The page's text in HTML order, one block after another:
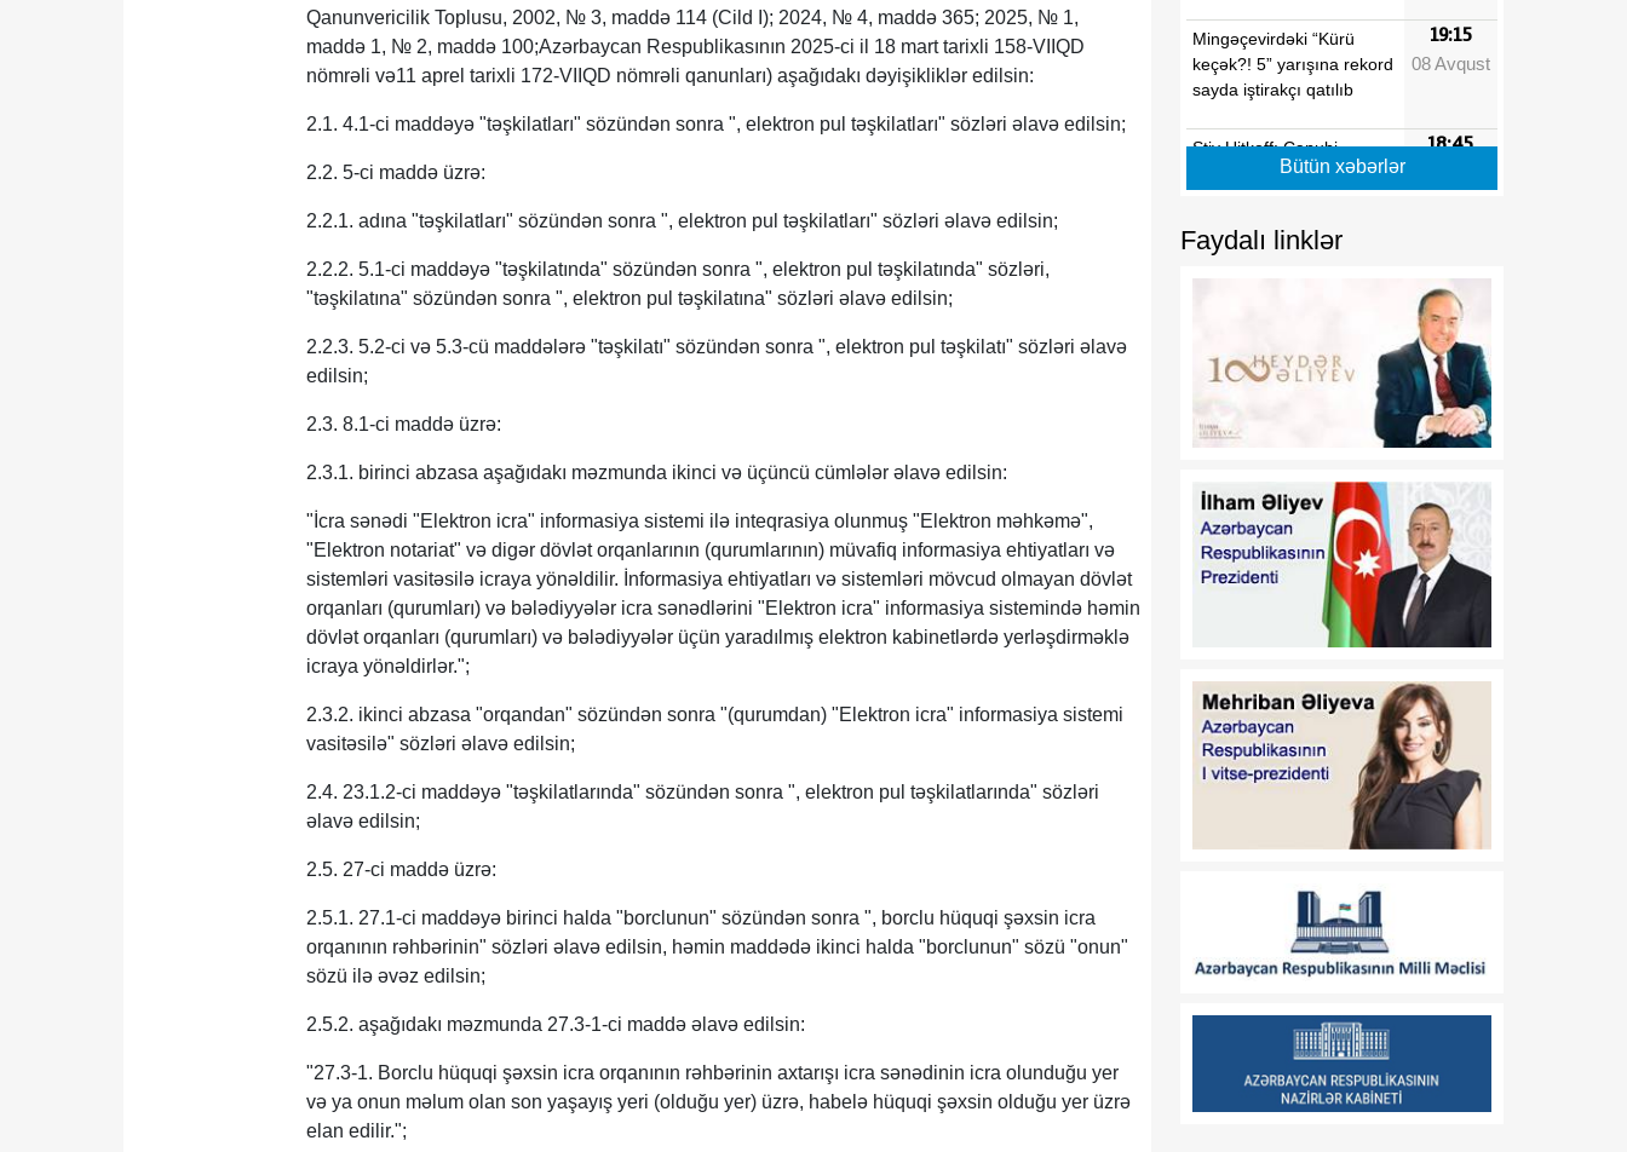
Qanunvericilik Toplusu, 2002, № 3, maddə 114 (Cild I); 2024, № 4, maddə 365; 2025, № 1,
maddə 1, № 2, maddə 100;Azərbaycan Respublikasının 2025-ci il 18 mart tarixli 158-VIIQD
nömrəli və11 aprel tarixli 172-VIIQD nömrəli qanunları) aşağıdakı dəyişikliklər edilsin:
2.1. 4.1-ci maddəyə "təşkilatları" sözündən sonra ", elektron pul təşkilatları" sözləri əlavə edilsin;
2.2. 5-ci maddə üzrə:
2.2.1. adına "təşkilatları" sözündən sonra ", elektron pul təşkilatları" sözləri əlavə edilsin;
2.2.2. 5.1-ci maddəyə "təşkilatında" sözündən sonra ", elektron pul təşkilatında" sözləri,
"təşkilatına" sözündən sonra ", elektron pul təşkilatına" sözləri əlavə edilsin;
2.2.3. 5.2-ci və 5.3-cü maddələrə "təşkilatı" sözündən sonra ", elektron pul təşkilatı" sözləri əlavə
edilsin;
2.3. 8.1-ci maddə üzrə:
2.3.1. birinci abzasa aşağıdakı məzmunda ikinci və üçüncü cümlələr əlavə edilsin:
"İcra sənədi "Elektron icra" informasiya sistemi ilə inteqrasiya olunmuş "Elektron məhkəmə",
"Elektron notariat" və digər dövlət orqanlarının (qurumlarının) müvafiq informasiya ehtiyatları və
sistemləri vasitəsilə icraya yönəldilir. İnformasiya ehtiyatları və sistemləri mövcud olmayan dövlət
orqanları (qurumları) və bələdiyyələr icra sənədlərini "Elektron icra" informasiya sistemində həmin
dövlət orqanları (qurumları) və bələdiyyələr üçün yaradılmış elektron kabinetlərdə yerləşdirməklə
icraya yönəldirlər.";
2.3.2. ikinci abzasa "orqandan" sözündən sonra "(qurumdan) "Elektron icra" informasiya sistemi
vasitəsilə" sözləri əlavə edilsin;
2.4. 23.1.2-ci maddəyə "təşkilatlarında" sözündən sonra ", elektron pul təşkilatlarında" sözləri
əlavə edilsin;
2.5. 27-ci maddə üzrə:
2.5.1. 27.1-ci maddəyə birinci halda "borclunun" sözündən sonra ", borclu hüquqi şəxsin icra
orqanının rəhbərinin" sözləri əlavə edilsin, həmin maddədə ikinci halda "borclunun" sözü "onun"
sözü ilə əvəz edilsin;
2.5.2. aşağıdakı məzmunda 27.3-1-ci maddə əlavə edilsin:
"27.3-1. Borclu hüquqi şəxsin icra orqanının rəhbərinin axtarışı icra sənədinin icra olunduğu yer
və ya onun məlum olan son yaşayış yeri (olduğu yer) üzrə, habelə hüquqi şəxsin olduğu yer üzrə
elan edilir.";
Mingəçevirdəki “Kürü
keçək?! 5” yarışına rekord
sayda iştirakçı qatılıb
19:15
08 Avqust
Stiv Uitkoff: Cənubi
Qafqaz ölkələrinin
18:45
Azərbaycanın strateji
baxışı Cənubi Qafqazın
08 Avqust
Göz sağlamlığını qorumaq
üçün hər fəslə uyğun
qidalanmaya və sağlam
yetirmək lazımdır
18:15
08 Avqust
Luvr İslam incəsənətinə
həsr olunmuş müvəqqəti
18:00
08 Avqust
Siyasi şərhçi:
Azərbaycanla Ermənistan
iqtisadi, siyasi və
humanitar müstəvidə
əməli addımlar atır
17:45
08 Avqust
sonra: Cənubi Qafqazda
sülh gündəliyi ŞƏRH
17:30
Qazaxda 11,7 min hektar
tondan çox məhsul
17:25
Aİ “Meta” və “TikTok”u
17:20
Bütün xəbərlər
Faydalı linklər